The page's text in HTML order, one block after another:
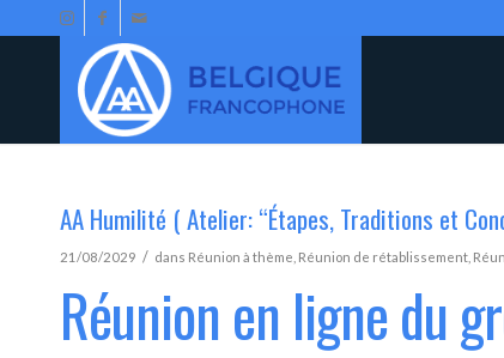
AA Humilité ( Atelier: “Étapes, Traditions et
21/08/2029 / dans Réunion à thème Réunion de rétablissement
Réunion en ligne du